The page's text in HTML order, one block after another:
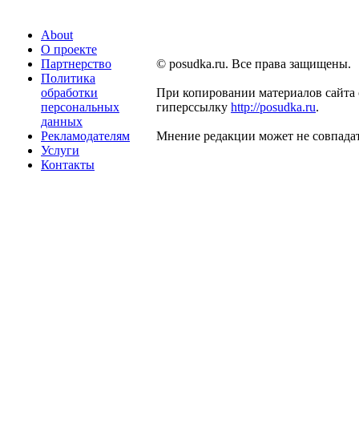
About
О проекте
Партнерство
Политика
обработки
персональных
данных
Рекламодателям
Услуги
Контакты
© posudka.ru. Все права защищены.
При копировании материалов сайта
гиперссылку http://posudka.ru.
Мнение редакции может не